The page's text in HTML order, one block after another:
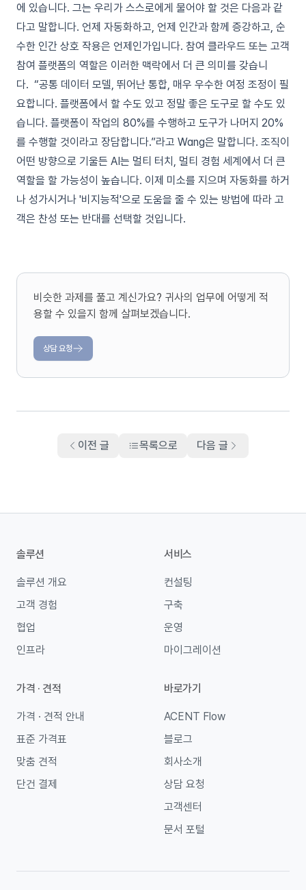
에 있습니다. 그는 우리가 스스로에게 물어야 할 것은 다음과 같
다고 말합니다. 언제 자동화하고, 언제 인간과 함께 증강하고, 순
수한 인간 상호 작용은 언제인가입니다. 참여 클라우드 또는 고객
참여 플랫폼의 역할은 이러한 맥락에서 더 큰 의미를 갖습니
다. “공통 데이터 모델, 뛰어난 통합, 매우 우수한 여정 조정이 필
요합니다. 플랫폼에서 할 수도 있고 정말 좋은 도구로 할 수도 있
습니다. 플랫폼이 작업의 80%를 수행하고 도구가 나머지 20%
를 수행할 것이라고 장담합니다.”라고 Wang은 말합니다. 조직이
어떤 방향으로 기울든 AI는 멀티 터치, 멀티 경험 세계에서 더 큰
역할을 할 가능성이 높습니다. 이제 미소를 지으며 자동화를 하거
나 성가시거나 '비지능적'으로 도움을 줄 수 있는 방법에 따라 고
객은 찬성 또는 반대를 선택할 것입니다.
비슷한 과제를 풀고 계신가요? 귀사의 업무에 어떻게 적
용할 수 있을지 함께 살펴보겠습니다.
상담 요청
이전 글 목록으로 다음 글
솔루션
솔루션 개요
고객 경험
협업
인프라
서비스
컨설팅
구축
운영
마이그레이션
가격 · 견적
가격 · 견적 안내
표준 가격표
맞춤 견적
단건 결제
바로가기
ACENT Flow
블로그
회사소개
상담 요청
고객센터
문서 포털